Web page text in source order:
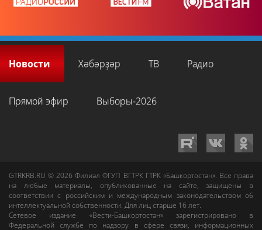
Новости Хәбәрҙәр ТВ Радио
Прямой эфир Выборы-2026
GTRKRB.RU © 2026Филиал ФГУП ВГТРК ГТРК «Башкортостан». Все права
на любые материалы, опубликованные на сайте, защищены в
соответствии с российским и международным законодательством об
интеллектуальной собственности. Для лиц старше 16 лет.
Сетевое издание «Вести-Башкортостан»зарегистрировано в
Федеральной службе по надзору в сфере связи, информационных